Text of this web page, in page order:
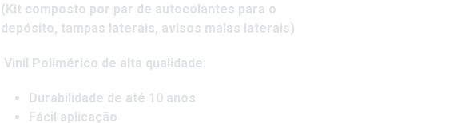
(Kit composto por par de autocolantes para o
depósito, tampas laterais, avisos malas laterais)
Vinil Polimérico de alta qualidade:
Durabilidade de até 10 anos
Fácil aplicação